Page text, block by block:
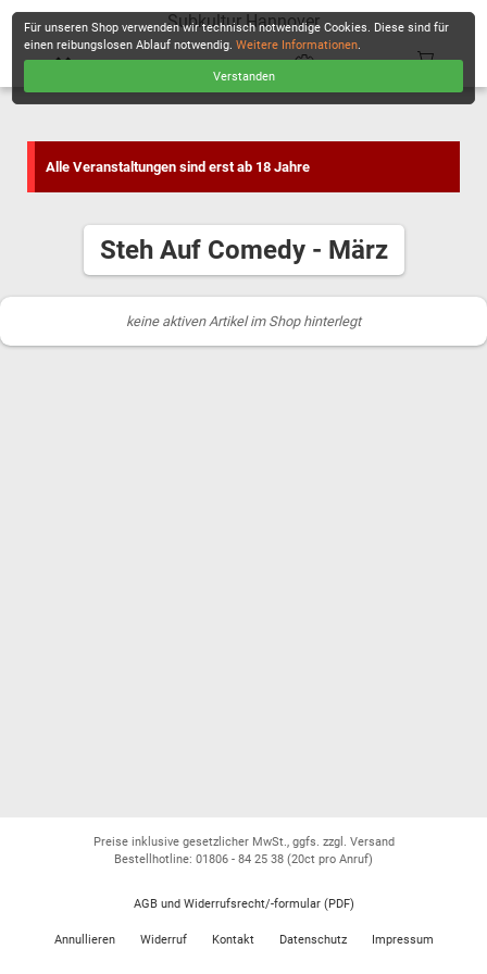
Subkultur Hannover
Alle Veranstaltungen sind erst ab 18 Jahre
Steh Auf Comedy - März
keine aktiven Artikel im Shop hinterlegt
Für unseren Shop verwenden wir technisch notwendige Cookies. Diese sind für
einen reibungslosen Ablauf notwendig.Weitere Informationen.
Verstanden
Preise inklusive gesetzlicher MwSt., ggfs. zzgl. Versand
Bestellhotline: 01806 - 84 25 38 (20ct pro Anruf)
AGB und Widerrufsrecht/-formular (PDF)
Annullieren Widerruf Kontakt Datenschutz Impressum